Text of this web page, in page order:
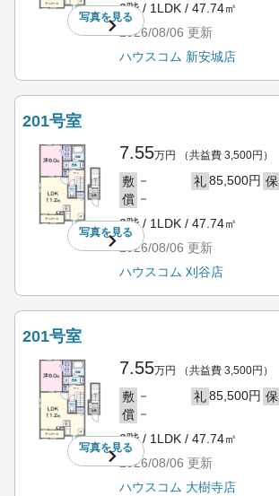
写真を見る
2階 / 1LDK / 47.74㎡
2026/08/06 更新
ハウスコム 新安城店
201号室
写真を見る
7.55万円 （共益費 3,500円）
敷 － 礼85,500円 保
償 －
2階 / 1LDK / 47.74㎡
2026/08/06 更新
ハウスコム 刈谷店
201号室
写真を見る
7.55万円 （共益費 3,500円）
敷 － 礼85,500円 保
償 －
2階 / 1LDK / 47.74㎡
2026/08/06 更新
ハウスコム 大樹寺店